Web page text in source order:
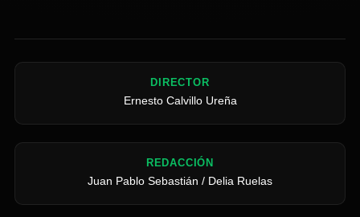
DIRECTOR
Ernesto Calvillo Ureña
REDACCIÓN
Juan Pablo Sebastián / Delia Ruelas